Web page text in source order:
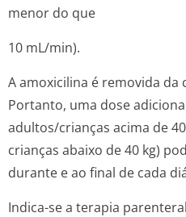
menor do que
10 mL/min).
A amoxicilina é removida
Portanto, uma dose
adultos/crianças acima de
crianças abaixo de 40 kg)
durante e ao final de cada
Indica-se a terapia